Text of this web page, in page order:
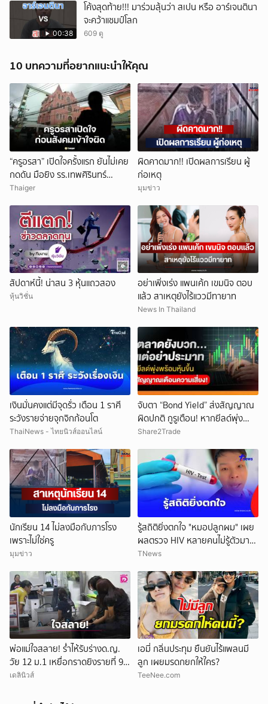
00:38
โค้งสุดท้าย!!! มาร่วมลุ้นว่า สเปน หรือ อาร์เจนตินา
จะคว้าแชมป์โลก
609 ดู
10 บทความที่อยากแนะนำให้คุณ
“ครูอรสา” เปิดใจครั้งแรก ยันไม่เคย
กดดัน มือยิง รร.เทพศิรินทร์
นนทบุรี
Thaiger
ผิดคาดมาก!! เปิดผลการเรียน ผู้
ก่อเหตุ
มุมข่าว
สัปดาห์นี้! น่าสน 3 หุ้นแถวสอง
หุ้นวิชั่น
อย่าเพิ่งเร่ง แพนเค้ก เขมนิจ ตอบ
แล้ว สาเหตุยังไร้แววมีทายาท
News In Thailand
เงินมั่นคงแต่มีจุดรั่ว เตือน 1 ราศี
ระวังรายจ่ายจุกจิกก้อนโต
ThaiNews - ไทยนิวส์ออนไลน์
จับตา “Bond Yield” ส่งสัญญาณ
ผิดปกติ กูรูเตือน! หากยีลด์พุ่ง
พร้อมหุ้นขึ้น แรงกระแทกตลาดอาจ
Share2Trade
นักเรียน 14 ไม่ลงมือกับภารโรง
เพราะไม่ใช่ครู
มุมข่าว
รู้สถิติยิ่งตกใจ "หมอปลูกผม" เผย
ผลตรวจ HIV หลายคนไม่รู้ตัวมา
ก่อน
TNews
พ่อแม่ใจสลาย! ร่ำไห้รับร่างด.ญ.
วัย 12 ม.1 เหยื่อกราดยิงรายที่ 9
สุดเศร้านำไปบำเพ็ญกุศล
เดลินิวส์
เอมี่ กลิ่นประทุม ยืนยันไร้แพลนมี
ลูก เผยมรดกยกให้ใคร?
TeeNee.com